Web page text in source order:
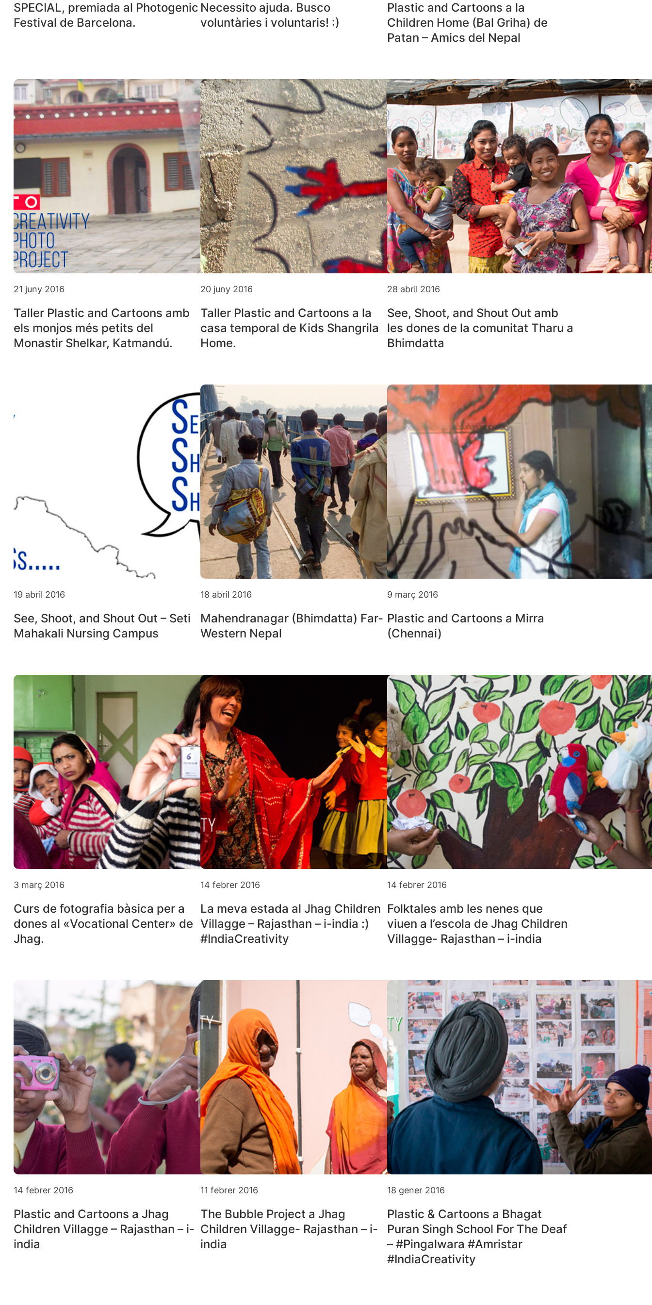
SPECIAL, premiada al Photogenic
Festival de Barcelona.
Necessito ajuda. Busco
voluntàries i voluntaris! :)
Plastic and Cartoons a la
Children Home (Bal Griha) de
Patan – Amics del Nepal
21 juny 2016
Taller Plastic and Cartoons amb
els monjos més petits del
Monastir Shelkar, Katmandú.
20 juny 2016
Taller Plastic and Cartoons a la
casa temporal de Kids Shangrila
Home.
28 abril 2016
See, Shoot, and Shout Out amb
les dones de la comunitat Tharu a
Bhimdatta
19 abril 2016
See, Shoot, and Shout Out – Seti
Mahakali Nursing Campus
18 abril 2016
Mahendranagar (Bhimdatta) Far-
Western Nepal
9 març 2016
Plastic and Cartoons a Mirra
(Chennai)
3 març 2016
Curs de fotografia bàsica per a
dones al «Vocational Center» de
Jhag.
14 febrer 2016
La meva estada al Jhag Children
Villagge – Rajasthan – i-india :)
#IndiaCreativity
14 febrer 2016
Folktales amb les nenes que
viuen a l’escola de Jhag Children
Villagge- Rajasthan – i-india
14 febrer 2016
Plastic and Cartoons a Jhag
Children Villagge – Rajasthan – i-
india
11 febrer 2016
The Bubble Project a Jhag
Children Villagge- Rajasthan – i-
india
18 gener 2016
Plastic & Cartoons a Bhagat
Puran Singh School For The Deaf
– #Pingalwara #Amristar
#IndiaCreativity